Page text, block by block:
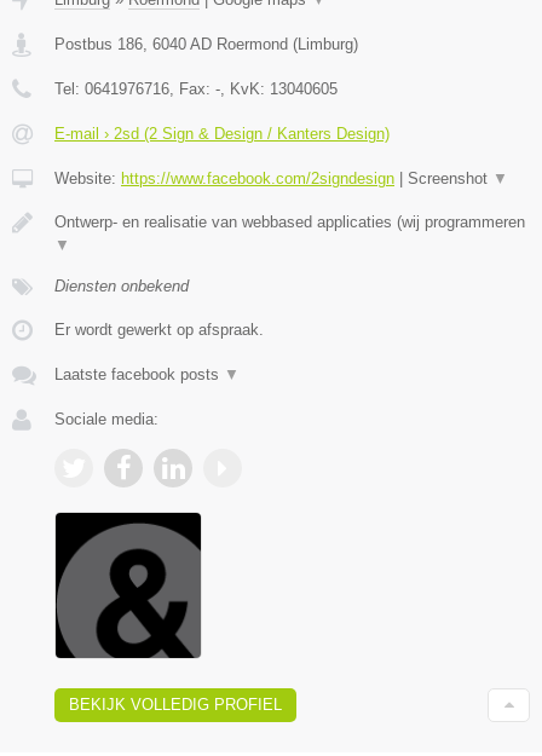
Postbus 186 6040 AD Roermond ( Limburg)
Tel: 0641976716 , Fax: - , KvK: 13040605
E-mail › 2sd (2 Sign & Design / Kanters Design)
Website: https://www.facebook.com/2signdesign Screenshot ▼
Ontwerp- en realisatie van webbased applicaties (wij programmeren
▼
Diensten onbekend
Er wordt gewerkt op afspraak.
Laatste facebook posts ▼
Sociale media:
BEKIJK VOLLEDIG PROFIEL